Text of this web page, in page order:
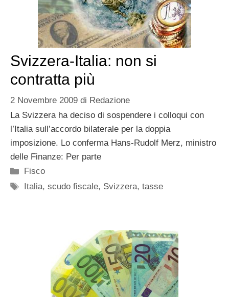
Svizzera-Italia: non si
contratta più
2 Novembre 2009 di Redazione
La Svizzera ha deciso di sospendere i colloqui con
l’Italia sull’accordo bilaterale per la doppia
imposizione. Lo conferma Hans-Rudolf Merz, ministro
delle Finanze: Per parte
Categorie
Fisco
Tag
Italia,scudo fiscale, Svizzera,tasse